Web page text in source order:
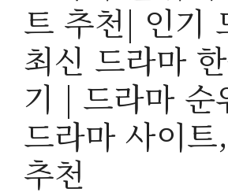
트 추천| 인기
최신 드라마
기 | 드라마 순
드라마 사이
추천